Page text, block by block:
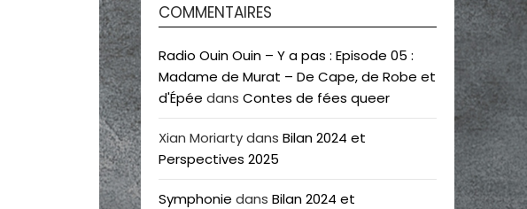
COMMENTAIRES
Radio Ouin Ouin – Y a pas : Episode 05 :
Madame de Murat – De Cape, de Robe et
d'Épée dans Contes de fées queer
Xian Moriartydans Bilan 2024 et
Perspectives 2025
Symphonie dans Bilan 2024 et